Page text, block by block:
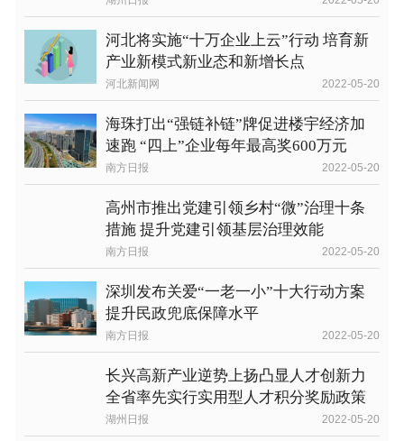
河北将实施“十万企业上云”行动 培育新
产业新模式新业态和新增长点
河北新闻网 2022-05-20
海珠打出“强链补链”牌促进楼宇经济加
速跑 “四上”企业每年最高奖600万元
南方日报 2022-05-20
高州市推出党建引领乡村“微”治理十条
措施 提升党建引领基层治理效能
南方日报 2022-05-20
深圳发布关爱“一老一小”十大行动方案
提升民政兜底保障水平
南方日报 2022-05-20
长兴高新产业逆势上扬凸显人才创新力
全省率先实行实用型人才积分奖励政策
湖州日报 2022-05-20